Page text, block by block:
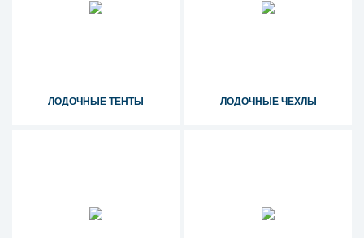
ЛОДОЧНЫЕ ТЕНТЫ ЛОДОЧНЫЕ ЧЕХЛЫ